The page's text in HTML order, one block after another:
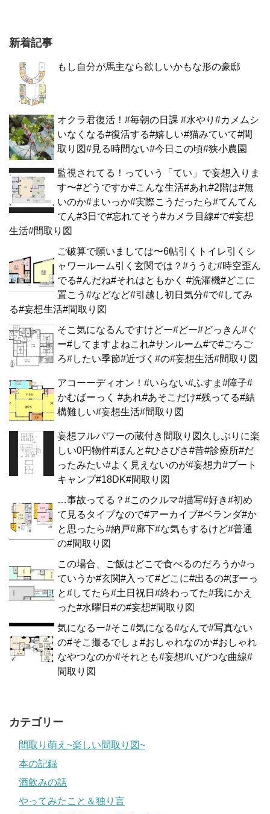
新着記事
もし自分が馬主なら欲しいかもな形の豪邸
オクラ君復活！#毎朝の日課 #水やり#カメムシ
いなくなる#復活する#嬉しい#猫みていて#間
取り図#見る時間ない#今日この頃#狭小農園
監視されてる！っていう「てい」で妄想入りま
す〜#どうですか#こんな生活#あれ#2階は#無
いのか#まいっか#実際こうだったら#てんてん
てん#3日で#忘れてそう#カメラ目線#で#妄想
生活#間取り図
ご破算で願いましては〜6帖引くトイレ引くシ
ャワールーム引く玄関では？#ううむ#時空歪ん
でる#んだね#それはともかく #洗濯機#どこに
置こう#などなど#引越し初日気分#で#してみ
る#妄想生活#間取り図
そこ気になるんですけどー#どー#どっきん#ぐ
ー#してますよねこれ#サンルーム#で#ごろご
ろ#したい季節#近づく#の#妄想生活#間取り図
アコーーディオン！#いらない#ふすま#障子#
かむばーっく #あれ#あそこだけ#残ってる#結
構難しい#妄想生活#間取り図
妄想フルパワーの蔵付き間取り図久しぶりに楽
しい0円物件#ほんと#ひさびさ#昔#診療所#だ
ったみたい#よく見えないのが#妄想力#ブート
キャンプ#18DK#間取り図
…事故ってる？#このクルマ#描写#好き#初め
て見るタイプなので#アーカイブ#ベランダ#か
と思ったら#納戸#廊下#な気もするけど#普通
の#間取り図
この場合、ご飯はどこで食べるのだろうか#っ
ていうか#玄関#入って#どこに#出るの#ぼーっ
と#してたら#土日祝日#終わってた#我にかえ
った#水曜日#の#妄想#間取り図
気になるー#そこ#気になる#なんで#写真ない
の#そこ撮るでしょ#おしゃれなのか#おしゃれ
なやつなのか#それとも#妄想#いびつな曲線#
間取り図
カテゴリー
間取り萌え~楽しい間取り図~
本の記録
酒飲みの話
やってみたこと＆独り言